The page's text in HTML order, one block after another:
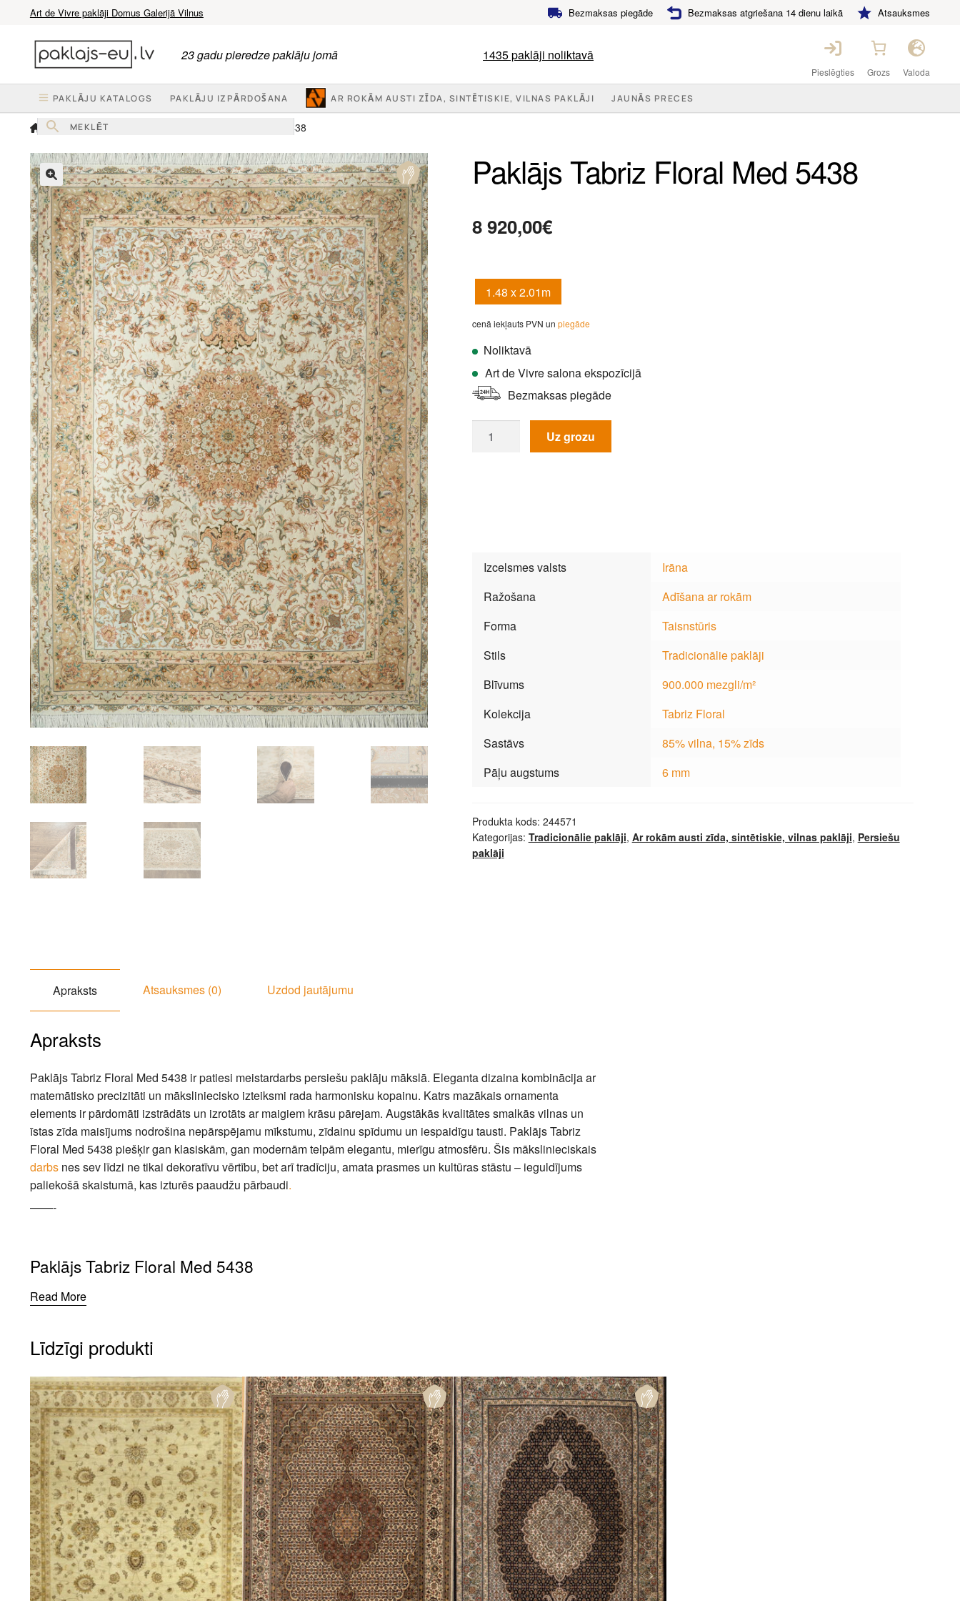
Art de Vivre paklāji Domus Galerijā Vilnus Bezmaksas piegāde Bezmaksas atgriešana 14 dienu laikā Atsauksmes
navigation
content
23 gadu pieredze paklāju jomā 1435paklāji noliktavā
Pieslēgties Grozs Valoda
PAKLĀJU KATALOGS PAKLĀJU IZPĀRDOŠANA AR ROKĀM AUSTI ZĪDA, SINTĒTISKIE, VILNAS PAKLĀJI JAUNĀS PRECES
Mājas Persiešu paklāji Paklājs Tabriz Floral Med 5438
🔍
Paklājs Tabriz Floral Med 5438
8 920,00€
1.48 x 2.01m
cenā iekļauts PVN un piegāde
Noliktavā
Art de Vivre salona ekspozīcijā
Bezmaksas piegāde
Tabriz
Uz grozu
Izcelsmes valsts
Irāna
Ražošana
Adīšana ar rokām
Forma
Taisnstūris
Stils
Tradicionālie paklāji
Blīvums
900.000 mezgli/m²
Kolekcija
Tabriz Floral
Sastāvs
85% vilna, 15% zīds
Pāļu augstums
6 mm
Produkta kods: 244571
Kategorijas: Tradicionālie paklāji, Ar rokām austi zīda, sintētiskie, vilnas paklāji, Persiešu
paklāji
Apraksts Atsauksmes (0) Uzdod jautājumu
Apraksts
Paklājs Tabriz Floral Med 5438 ir patiesi meistardarbs persiešu paklāju mākslā. Eleganta dizaina kombinācija ar
matemātisko precizitāti un māksliniecisko izteiksmi rada harmonisku kopainu. Katrs mazākais ornamenta
elements ir pārdomāti izstrādāts un izrotāts ar maigiem krāsu pārejam. Augstākās kvalitātes smalkās vilnas un
īstas zīda maisījums nodrošina nepārspējamu mīkstumu, zīdainu spīdumu un iespaidīgu tausti. Paklājs Tabriz
Floral Med 5438 piešķir gan klasiskām, gan modernām telpām elegantu, mierīgu atmosfēru. Šis mākslinieciskais
darbsnes sev līdzi ne tikai dekoratīvu vērtību, bet arī tradīciju, amata prasmes un kultūras stāstu – ieguldījums
paliekošā skaistumā, kas izturēs paaudžu pārbaudi.
——-
Paklājs Tabriz Floral Med 5438
Read More
Līdzīgi produkti